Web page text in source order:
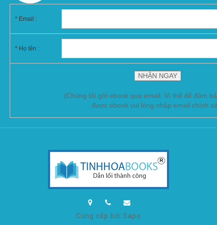
* Email :
* Họ tên :
(Chúng tôi gởi ebook qua email. Vì thế để đảm
được ebook vui lòng nhập email chính
Cung cấp bởi Sapo